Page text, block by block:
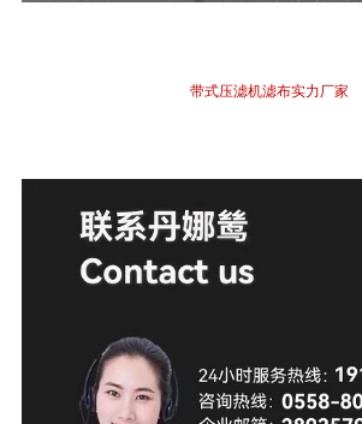
带式压滤机滤布实力厂家